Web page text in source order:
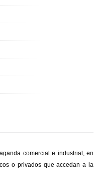
comercial e industrial, en
o privados que accedan a la